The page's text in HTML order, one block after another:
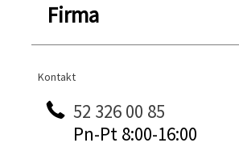
Firma
Kontakt
Kontakt
52 326 00 85
Pn-Pt 8:00-16:00